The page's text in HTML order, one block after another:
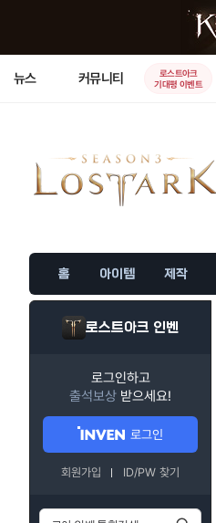
뉴스 커뮤니티
로스트아크
기대평 이벤트
홈 아이템 제작
로스트아크 인벤
로그인하고
출석보상 받으세요!
로그인
회원가입 ID/PW 찾기